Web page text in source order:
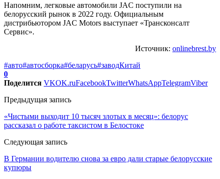
Напомним, легковые автомобили JAC поступили на
белорусский рынок в 2022 году. Официальным
дистрибьютором JAC Motors выступает «Трансконсалт
Сервис».
Источник: onlinebrest.by
#авто#автосборка#беларусь#заводКитай
0
Поделится VKOK.ruFacebookTwitterWhatsAppTelegramViber
Предыдущая запись
«Чистыми выходит 10 тысяч злотых в месяц»: белорус
рассказал о работе таксистом в Белостоке
Следующая запись
В Германии водителю снова за евро дали старые белорусские
купюры